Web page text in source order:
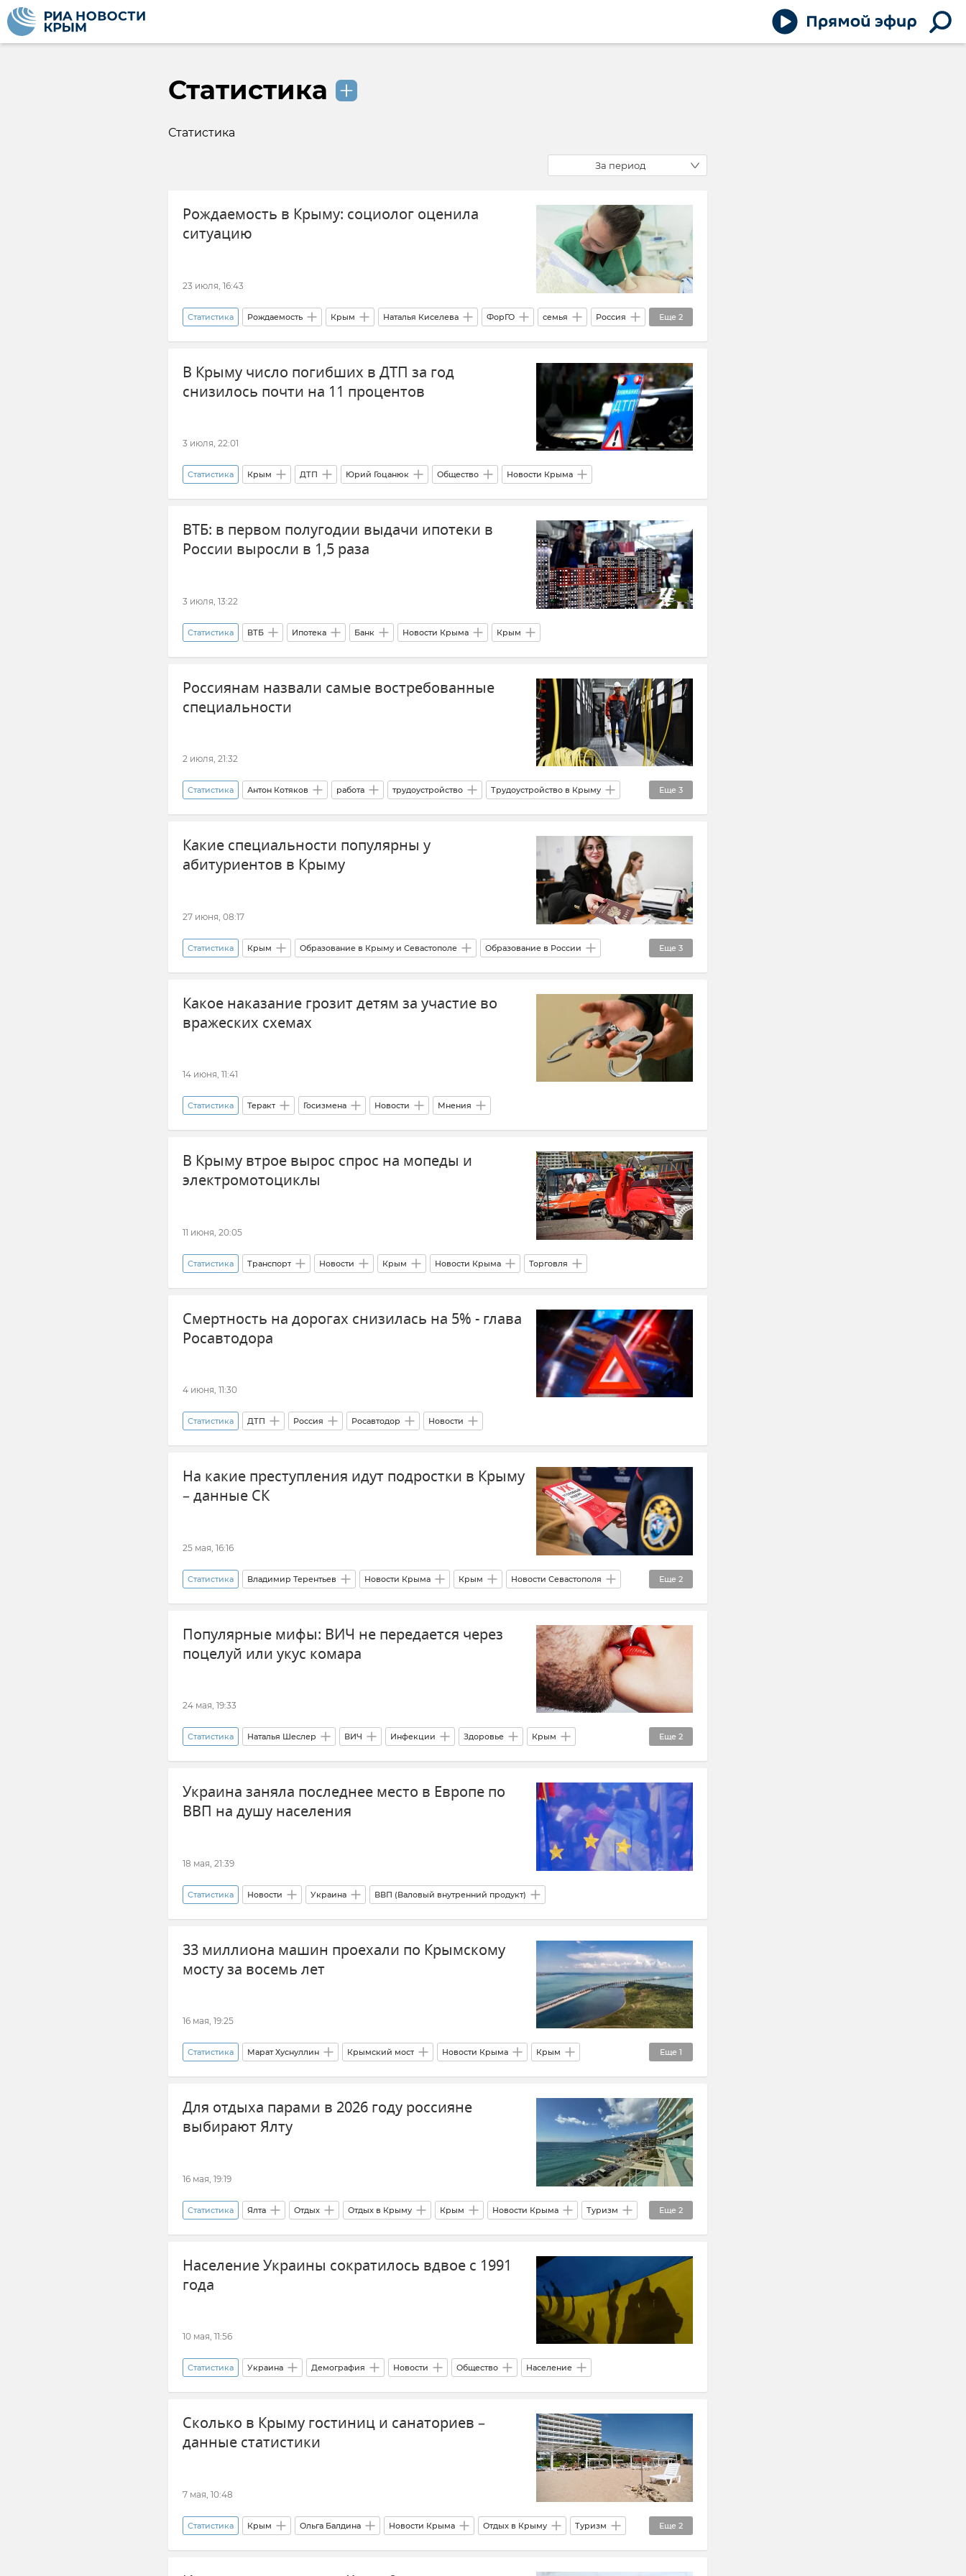
Статистика
Статистика
За период
Рождаемость в Крыму: социолог оценила
ситуацию
23 июля, 16:43
Еще 2
Статистика Рождаемость Крым Наталья Киселева ФорГО семья Россия
Новости Крыма Демография
В Крыму число погибших в ДТП за год
снизилось почти на 11 процентов
3 июля, 22:01
Статистика Крым ДТП Юрий Гоцанюк Общество Новости Крыма
ВТБ: в первом полугодии выдачи ипотеки в
России выросли в 1,5 раза
3 июля, 13:22
Статистика ВТБ Ипотека Банк Новости Крыма Крым
Россиянам назвали самые востребованные
специальности
2 июля, 21:32
Еще 3
Статистика Антон Котяков работа трудоустройство Трудоустройство в Крыму
Рынок труда Минтруд РФ Новости
Какие специальности популярны у
абитуриентов в Крыму
27 июня, 08:17
Еще 3
Статистика Крым Образование в Крыму и Севастополе Образование в России
Высшее образование Крымский университет культуры, искусств и туризма
Новости Крыма
Какое наказание грозит детям за участие во
вражеских схемах
14 июня, 11:41
Статистика Теракт Госизмена Новости Мнения
В Крыму втрое вырос спрос на мопеды и
электромотоциклы
11 июня, 20:05
Статистика Транспорт Новости Крым Новости Крыма Торговля
Смертность на дорогах снизилась на 5% - глава
Росавтодора
4 июня, 11:30
Статистика ДТП Россия Росавтодор Новости
На какие преступления идут подростки в Крыму
– данные СК
25 мая, 16:16
Еще 2
Статистика Владимир Терентьев Новости Крыма Крым Новости Севастополя
Севастополь Следком Крыма и Севастополя
Популярные мифы: ВИЧ не передается через
поцелуй или укус комара
24 мая, 19:33
Еще 2
Статистика Наталья Шеслер ВИЧ Инфекции Здоровье Крым
Новости Крыма Общество
Украина заняла последнее место в Европе по
ВВП на душу населения
18 мая, 21:39
Статистика Новости Украина ВВП (Валовый внутренний продукт)
33 миллиона машин проехали по Крымскому
мосту за восемь лет
16 мая, 19:25
Еще 1
Статистика Марат Хуснуллин Крымский мост Новости Крыма Крым
Правительство России
Для отдыха парами в 2026 году россияне
выбирают Ялту
16 мая, 19:19
Еще 2
Статистика Ялта Отдых Отдых в Крыму Крым Новости Крыма Туризм
Туризм в Крыму Внутренний туризм
Население Украины сократилось вдвое с 1991
года
10 мая, 11:56
Статистика Украина Демография Новости Общество Население
Сколько в Крыму гостиниц и санаториев –
данные статистики
7 мая, 10:48
Еще 2
Статистика Крым Ольга Балдина Новости Крыма Отдых в Крыму Туризм
Туризм в Крыму Внутренний туризм